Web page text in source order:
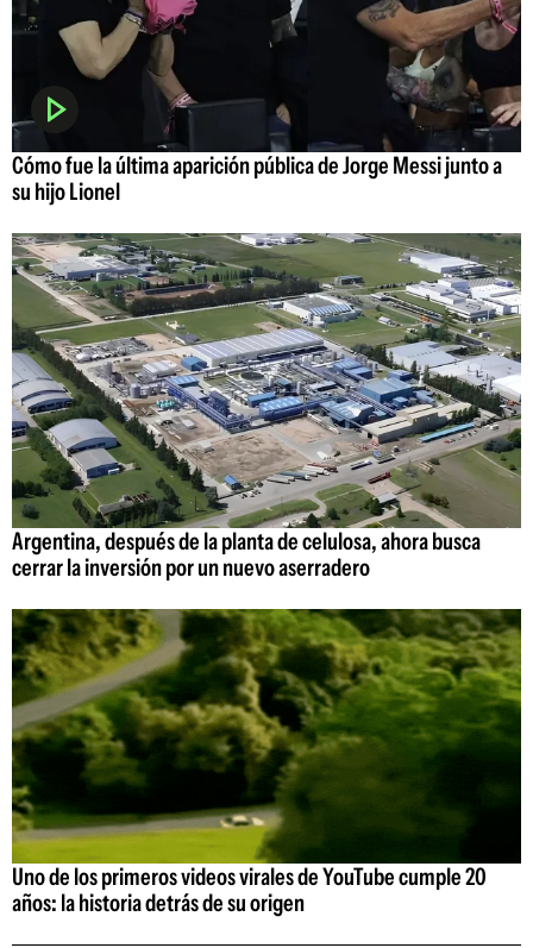
Cómo fue la última aparición pública de Jorge Messi junto a
su hijo Lionel
Argentina, después de la planta de celulosa, ahora busca
cerrar la inversión por un nuevo aserradero
Uno de los primeros videos virales de YouTube cumple 20
años: la historia detrás de su origen